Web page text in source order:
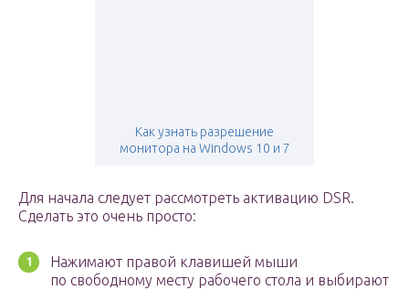
Как узнать разрешение
монитора на Windows 10 и 7
Для начала следует рассмотреть активацию DSR.
Сделать это очень просто:
Нажимают правой клавишей мыши
по свободному месту рабочего стола и выбирают